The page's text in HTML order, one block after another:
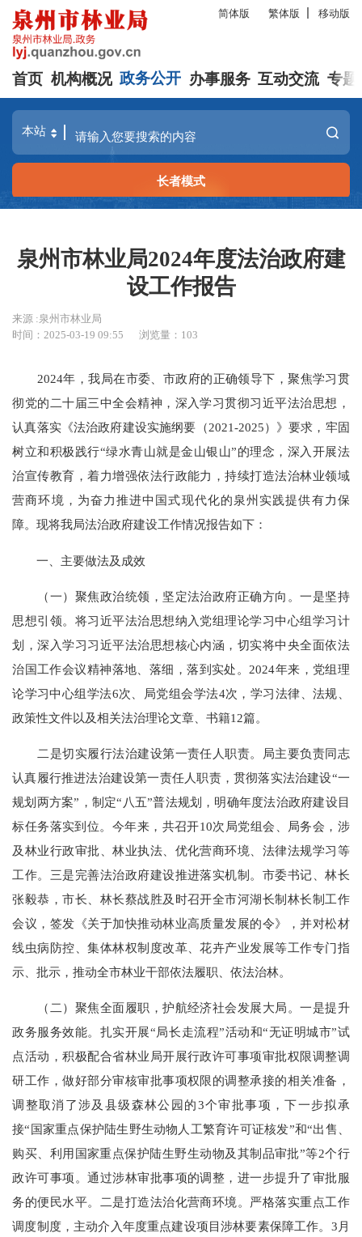
简体版 繁体版 移动版
首页 机构概况 政务公开 办事服务 互动交流 专题
长者模式
泉州市林业局2024年度法治政府建
设工作报告
来源 :泉州市林业局
时间：2025-03-19 09:55
浏览量： 103
2024年，我局在市委、市政府的正确领导下，聚焦学习贯
彻党的二十届三中全会精神，深入学习贯彻习近平法治思想，
认真落实《法治政府建设实施纲要（2021-2025）》要求，牢固
树立和积极践行“绿水青山就是金山银山”的理念，深入开展法
治宣传教育，着力增强依法行政能力，持续打造法治林业领域
营商环境，为奋力推进中国式现代化的泉州实践提供有力保
障。现将我局法治政府建设工作情况报告如下：
一、主要做法及成效
（一）聚焦政治统领，坚定法治政府正确方向。一是坚持
思想引领。将习近平法治思想纳入党组理论学习中心组学习计
划，深入学习习近平法治思想核心内涵，切实将中央全面依法
治国工作会议精神落地、落细，落到实处。2024年来，党组理
论学习中心组学法6次、局党组会学法4次，学习法律、法规、
政策性文件以及相关法治理论文章、书籍12篇。
二是切实履行法治建设第一责任人职责。局主要负责同志
认真履行推进法治建设第一责任人职责，贯彻落实法治建设“一
规划两方案”，制定“八五”普法规划，明确年度法治政府建设目
标任务落实到位。今年来，共召开10次局党组会、局务会，涉
及林业行政审批、林业执法、优化营商环境、法律法规学习等
工作。三是完善法治政府建设推进落实机制。市委书记、林长
张毅恭，市长、林长蔡战胜及时召开全市河湖长制林长制工作
会议，签发《关于加快推动林业高质量发展的令》，并对松材
线虫病防控、集体林权制度改革、花卉产业发展等工作专门指
示、批示，推动全市林业干部依法履职、依法治林。
（二）聚焦全面履职，护航经济社会发展大局。一是提升
政务服务效能。扎实开展“局长走流程”活动和“无证明城市”试
点活动，积极配合省林业局开展行政许可事项审批权限调整调
研工作，做好部分审核审批事项权限的调整承接的相关准备，
调整取消了涉及县级森林公园的3个审批事项，下一步拟承
接“国家重点保护陆生野生动物人工繁育许可证核发”和“出售、
购买、利用国家重点保护陆生野生动物及其制品审批”等2个行
政许可事项。通过涉林审批事项的调整，进一步提升了审批服
务的便民水平。二是打造法治化营商环境。严格落实重点工作
调度制度，主动介入年度重点建设项目涉林要素保障工作。3月